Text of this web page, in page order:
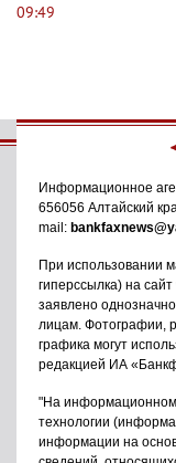
09:49
Информационное
656056 Алтайский
mail:
При использовании
гиперссылка) на
заявлено
лицам. Фотографии,
графика могут
редакцией ИА
"На информационном
технологии
информации на